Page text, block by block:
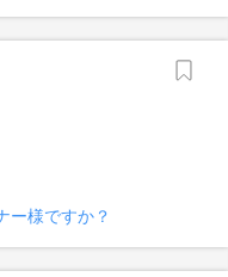
ー様ですか？